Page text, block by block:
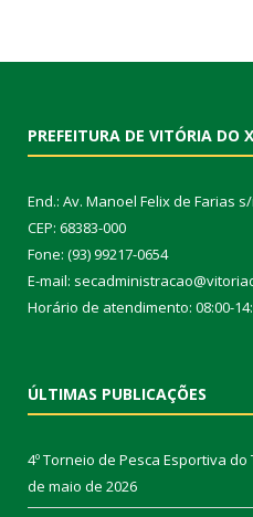
PREFEITURA DE VITÓRIA DO
End.: Av. Manoel Felix de Farias
CEP: 68383-000
Fone: (93) 99217-0654
E-mail:
Horário de atendimento: 08:00-
ÚLTIMAS PUBLICAÇÕES
4º Torneio de Pesca Esportiva
de maio de 2026